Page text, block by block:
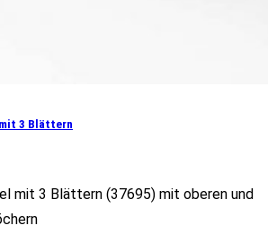
3 Blättern
mit 3 Blättern (37695) mit oberen und